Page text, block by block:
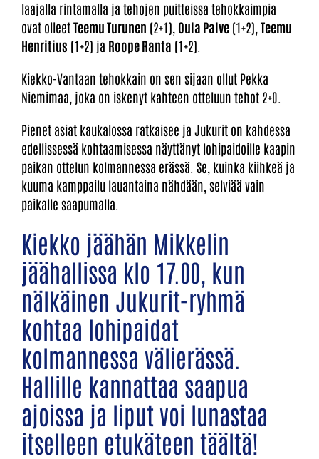
laajalla rintamalla ja tehojen puitteissa tehokkaimpia
ovat olleetTeemu Turunen (2+1), Oula Palve (1+2), Teemu
Henritius (1+2) ja Roope Ranta (1+2).
Kiekko-Vantaan tehokkain on sen sijaan ollut Pekka
Niemimaa, joka on iskenyt kahteen otteluun tehot 2+0.
Pienet asiat kaukalossa ratkaisee ja Jukurit on kahdessa
edellissessä kohtaamisessa näyttänyt lohipaidoille kaapin
paikan ottelun kolmannessa erässä. Se, kuinka kiihkeä ja
kuuma kamppailu lauantaina nähdään, selviää vain
paikalle saapumalla.
Kiekko jäähän Mikkelin
jäähallissa klo 17.00, kun
nälkäinen Jukurit-ryhmä
kohtaa lohipaidat
kolmannessa välierässä.
Hallille kannattaa saapua
ajoissa ja liput voi lunastaa
itselleen etukäteen täältä!